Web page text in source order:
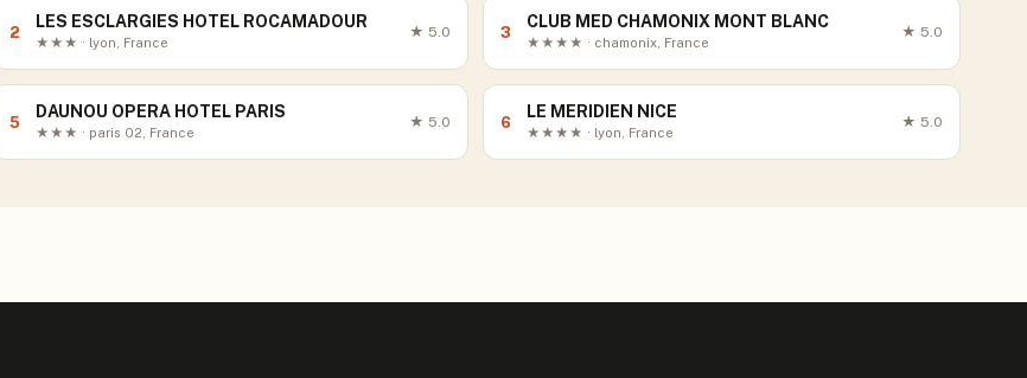
2
LES ESCLARGIES HOTEL ROCAMADOUR
★★★ · lyon, France
★ 5.0 3
CLUB MED CHAMONIX MONT BLANC
★★★★ · chamonix, France
★ 5.0
5
DAUNOU OPERA HOTEL PARIS
★★★ · paris 02, France
★ 5.0 6
LE MERIDIEN NICE
★★★★ · lyon, France
★ 5.0